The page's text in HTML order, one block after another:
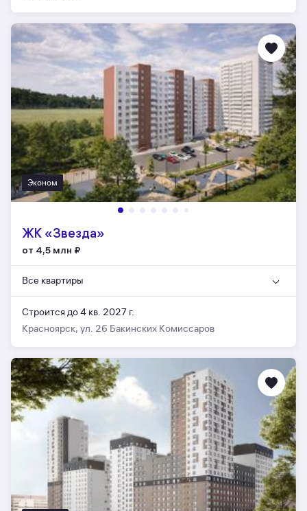
Эконом
ЖК «Звезда»
от 4,5 млн ₽
Все квартиры
Строится до 4 кв. 2027 г.
Красноярск, ул. 26 Бакинских Комиссаров